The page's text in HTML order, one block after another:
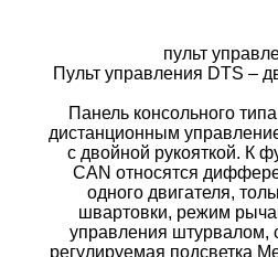
пульт
Пульт управления DTS –
Панель консольного
дистанционным
с двойной рукояткой. К
CAN относятся
одного двигателя,
швартовки, режим
управления штурвалом,
регулируемая подсветка